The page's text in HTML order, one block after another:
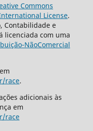
Commons
License.
Contabilidade e
licenciada com uma
NãoComercial
race.
adicionais às
em
race